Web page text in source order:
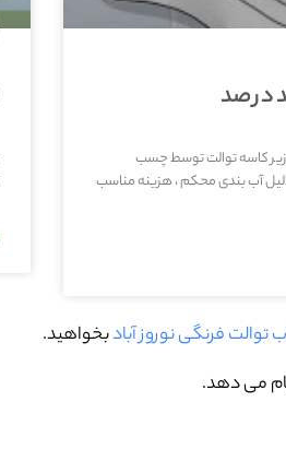
در صد
کاسه توالت توسط چسب
آب بندی محکم ، هزینه مناسب
توالت فرنگی نوروز آبادبخواهید.
می دهد.